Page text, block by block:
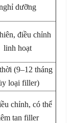
dưỡng
điều chỉnh
linh hoạt
(9–12 tháng
loại filler)
chỉnh, có thể
tan filler